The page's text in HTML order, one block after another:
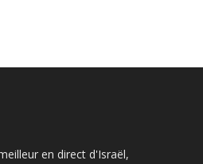
en direct d'Israël,